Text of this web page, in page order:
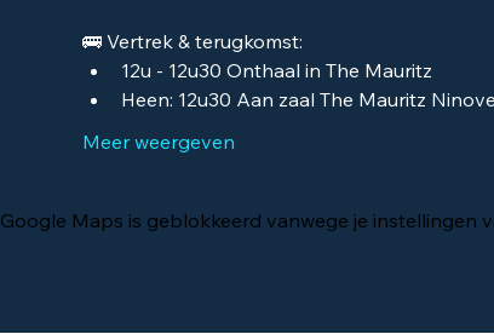
🚌 Vertrek & terugkomst:
12u - 12u30 Onthaal in The Mauritz
Heen: 12u30 Aan zaal The Mauritz Ninove
Meer weergeven
Google Maps is geblokkeerd vanwege je instellingen